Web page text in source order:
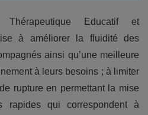
Thérapeutique Educatif et
à améliorer la fluidité des
ainsi qu’une meilleure
à leurs besoins ; à limiter
rupture en permettant la mise
qui correspondent à